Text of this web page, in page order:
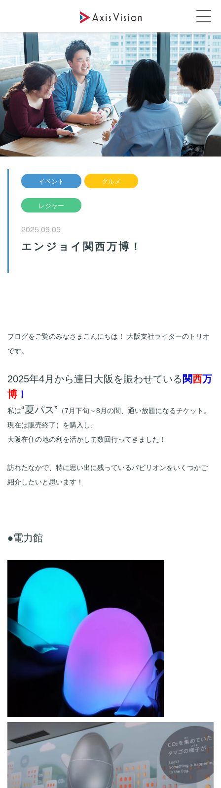
イベント グルメ
レジャー
2025.09.05
エンジョイ関西万博！
ブログをご覧のみなさまこんにちは！ 大阪支社ライターのトリオ
です。
2025年4月から連日大阪を賑わせている 関西万
博 ！
私は“夏パス” （7月下旬～8月の間、通い放題になるチケット。
現在は販売終了）を購入し、
大阪在住の地の利を活かして数回行ってきました！
訪れたなかで、特に思い出に残っているパビリオンをいくつかご
紹介したいと思います！
●電力館